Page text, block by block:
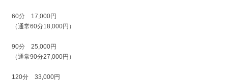
60分 17,000円
（通常60分18,000円）
90分 25,000円
（通常90分27,000円）
120分 33,000円